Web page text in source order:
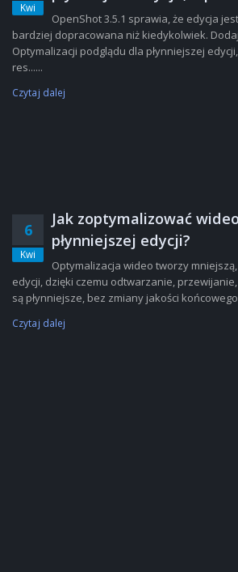
Kwi
OpenShot 3.5.1 sprawia, że edycja
bardziej dopracowana niż kiedykolwiek.
Optymalizacji podglądu dla płynniejszej
res......
Czytaj dalej
6
Kwi
Jak zoptymalizować
płynniejszej edycji?
Optymalizacja wideo tworzy
edycji, dzięki czemu odtwarzanie,
są płynniejsze, bez zmiany jakości
Czytaj dalej